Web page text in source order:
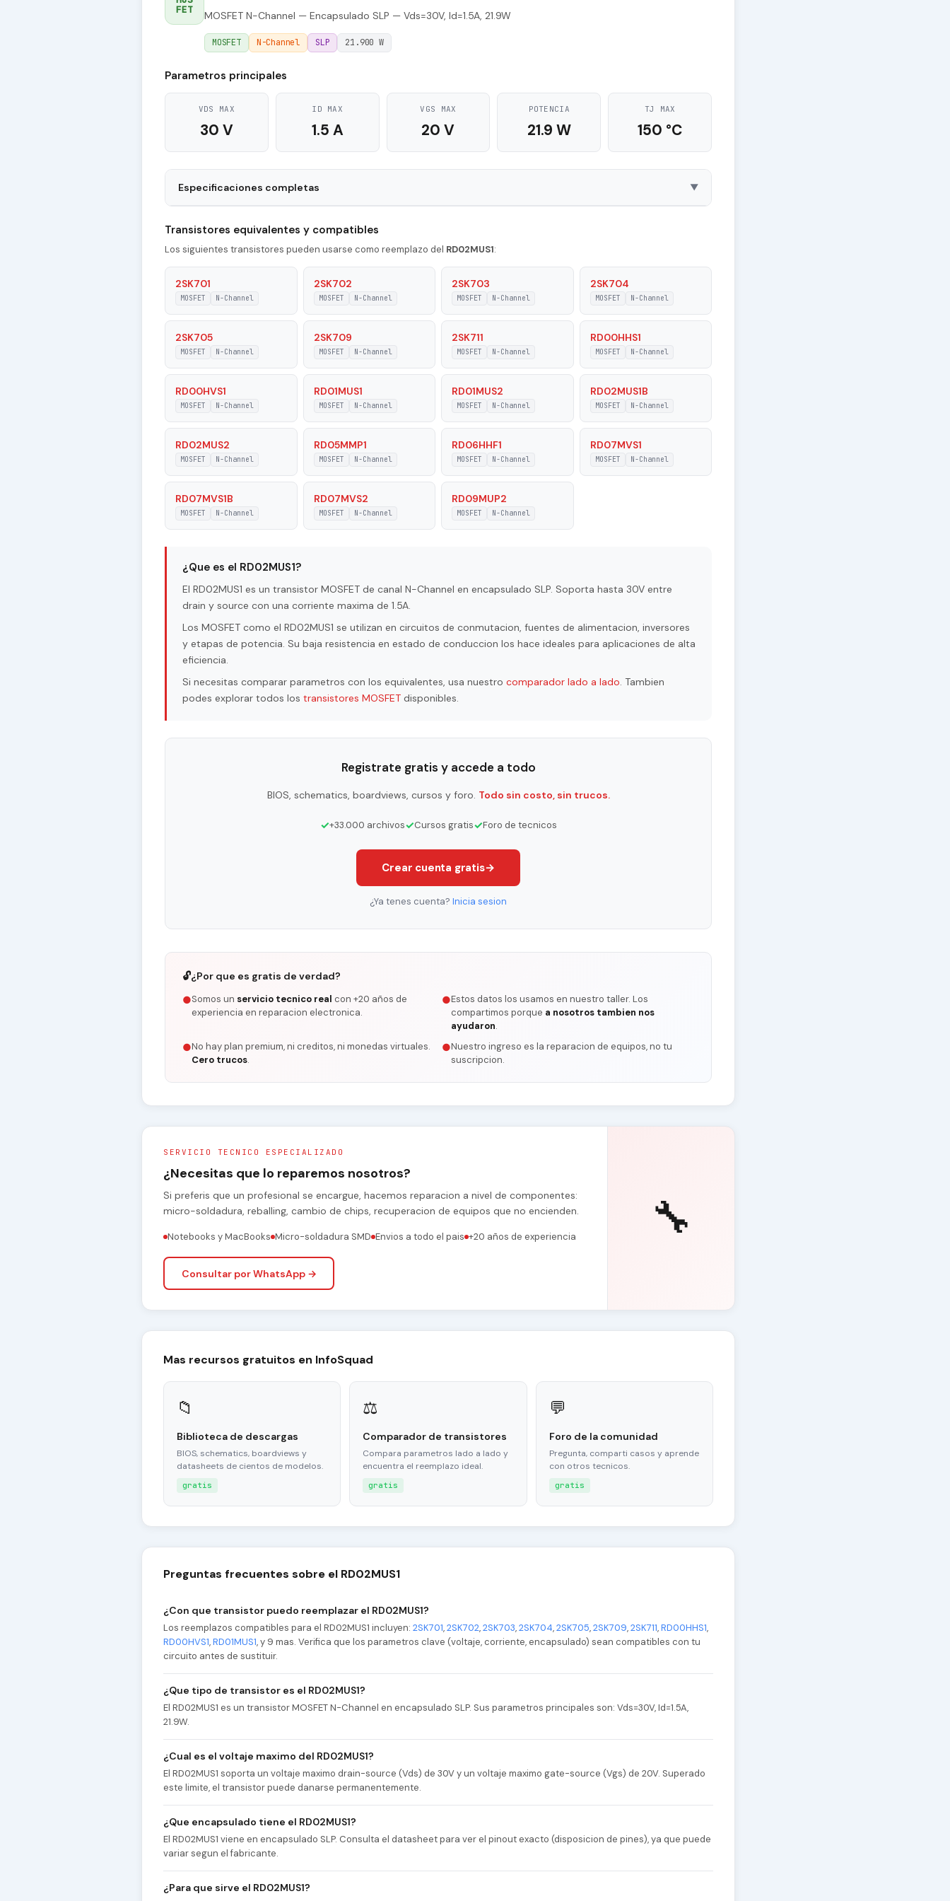
FET
MOSFET N-Channel — Encapsulado SLP — Vds=30V, Id=1.5A, 21.9W
MOSFET N-Channel SLP 21.900 W
Parametros principales
VDS MAX
30 V
ID MAX
1.5 A
VGS MAX
20 V
POTENCIA
21.9 W
TJ MAX
150 °C
Especificaciones completas ▼
Type of Control Channel N-Channel
Tj - Maximum Junction Temperature
|Vgs| - Maximum Gate-Source Voltage 20 V
|Vds| - Maximum Drain-Source Voltage
Transistores equivalentes y compatibles
Los siguientes transistores pueden usarse como reemplazo del RD02MUS1:
2SK701
MOSFET N-Channel
2SK702
MOSFET N-Channel
2SK703
MOSFET N-Channel
2SK704
MOSFET N-Channel
2SK705
MOSFET N-Channel
2SK709
MOSFET N-Channel
2SK711
MOSFET N-Channel
RD00HHS1
MOSFET N-Channel
RD00HVS1
MOSFET N-Channel
RD01MUS1
MOSFET N-Channel
RD01MUS2
MOSFET N-Channel
RD02MUS1B
MOSFET N-Channel
RD02MUS2
MOSFET N-Channel
RD05MMP1
MOSFET N-Channel
RD06HHF1
MOSFET N-Channel
RD07MVS1
MOSFET N-Channel
RD07MVS1B
MOSFET N-Channel
RD07MVS2
MOSFET N-Channel
RD09MUP2
MOSFET N-Channel
¿Que es el RD02MUS1?
El RD02MUS1 es un transistor MOSFET de canal N-Channel en encapsulado SLP. Soporta hasta 30V entre
drain y source con una corriente maxima de 1.5A.
Los MOSFET como el RD02MUS1 se utilizan en circuitos de conmutacion, fuentes de alimentacion, inversores
y etapas de potencia. Su baja resistencia en estado de conduccion los hace ideales para aplicaciones de alta
eficiencia.
Si necesitas comparar parametros con los equivalentes, usa nuestro comparador lado a lado. Tambien
podes explorar todos los transistores MOSFET disponibles.
Registrate gratis y accede a todo
BIOS, schematics, boardviews, cursos y foro. Todo sin costo, sin trucos.
✓+33.000 archivos✓Cursos gratis✓Foro de tecnicos
Crear cuenta gratis→
¿Ya tenes cuenta? Inicia sesion
🔓¿Por que es gratis de verdad?
●Somos un servicio tecnico real con +20 años de
experiencia en reparacion electronica.
●Estos datos los usamos en nuestro taller. Los
compartimos porque a nosotros tambien nos
ayudaron.
●No hay plan premium, ni creditos, ni monedas virtuales.
Cero trucos.
●Nuestro ingreso es la reparacion de equipos, no tu
suscripcion.
SERVICIO TECNICO ESPECIALIZADO
¿Necesitas que lo reparemos nosotros?
Si preferis que un profesional se encargue, hacemos reparacion a nivel de componentes:
micro-soldadura, reballing, cambio de chips, recuperacion de equipos que no encienden.
Notebooks y MacBooks Micro-soldadura SMD Envios a todo el pais +20 años de experiencia
Consultar por WhatsApp →
🔧
Mas recursos gratuitos en InfoSquad
📁
Biblioteca de descargas
BIOS, schematics, boardviews y
datasheets de cientos de modelos.
gratis
⚖
Comparador de transistores
Compara parametros lado a lado y
encuentra el reemplazo ideal.
gratis
💬
Foro de la comunidad
Pregunta, comparti casos y aprende
con otros tecnicos.
gratis
Preguntas frecuentes sobre el RD02MUS1
¿Con que transistor puedo reemplazar el RD02MUS1?
Los reemplazos compatibles para el RD02MUS1 incluyen: 2SK701,2SK702,2SK703,2SK704,2SK705,2SK709,2SK711,RD00HHS1,
RD00HVS1,RD01MUS1, y 9 mas. Verifica que los parametros clave (voltaje, corriente, encapsulado) sean compatibles con tu
circuito antes de sustituir.
¿Que tipo de transistor es el RD02MUS1?
El RD02MUS1 es un transistor MOSFET N-Channel en encapsulado SLP. Sus parametros principales son: Vds=30V, Id=1.5A,
21.9W.
¿Cual es el voltaje maximo del RD02MUS1?
El RD02MUS1 soporta un voltaje maximo drain-source (Vds) de 30V y un voltaje maximo gate-source (Vgs) de 20V. Superado
este limite, el transistor puede danarse permanentemente.
¿Que encapsulado tiene el RD02MUS1?
El RD02MUS1 viene en encapsulado SLP. Consulta el datasheet para ver el pinout exacto (disposicion de pines), ya que puede
variar segun el fabricante.
¿Para que sirve el RD02MUS1?